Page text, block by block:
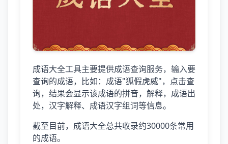
成语大全工具主要提供成语查询服务，输入要
查询的成语，比如：成语"狐假虎威"，点击查
询，结果会显示该成语的拼音，解释，成语出
处，汉字解释、成语汉字组词等信息。
截至目前，成语大全总共收录约30000条常用
的成语。